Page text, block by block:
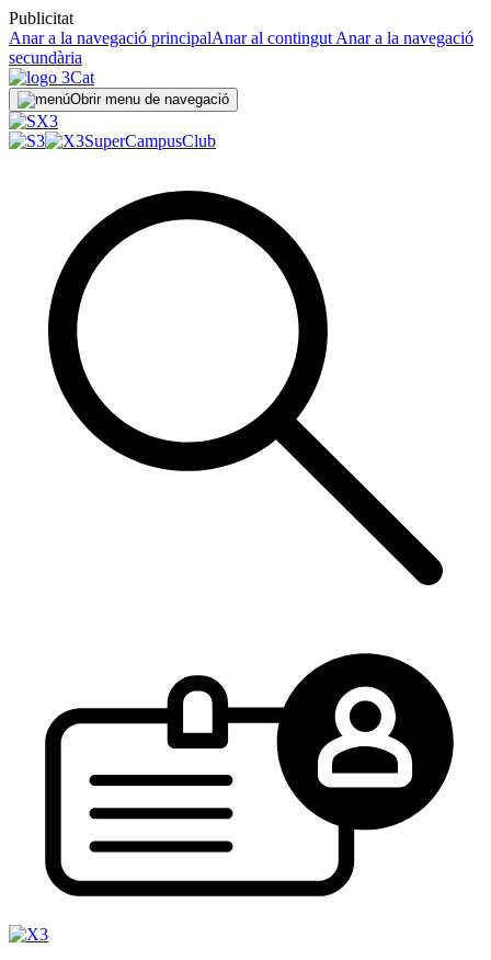
Publicitat
Anar a la navegació principalAnar al contingut Anar a la navegació
secundària
Obrir menu de navegació
SuperCampusClub